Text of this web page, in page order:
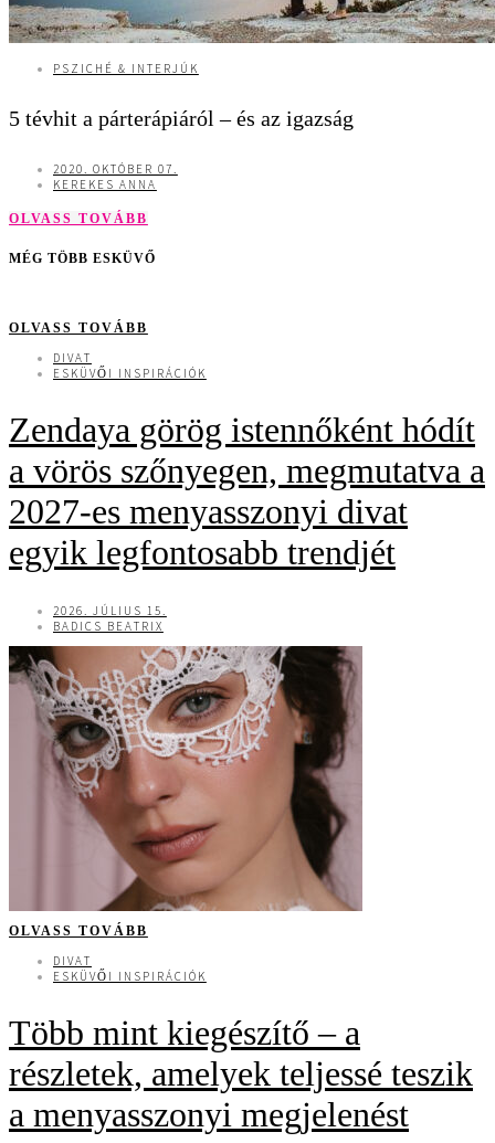
PSZICHÉ & INTERJÚK
5 tévhit a párterápiáról – és az igazság
2020. OKTÓBER 07.
KEREKES ANNA
OLVASS TOVÁBB
MÉG TÖBB ESKÜVŐ
OLVASS TOVÁBB
DIVAT
ESKÜVŐI INSPIRÁCIÓK
Zendaya görög istennőként hódít
a vörös szőnyegen, megmutatva a
2027-es menyasszonyi divat
egyik legfontosabb trendjét
2026. JÚLIUS 15.
BADICS BEATRIX
OLVASS TOVÁBB
DIVAT
ESKÜVŐI INSPIRÁCIÓK
Több mint kiegészítő – a
részletek, amelyek teljessé teszik
a menyasszonyi megjelenést